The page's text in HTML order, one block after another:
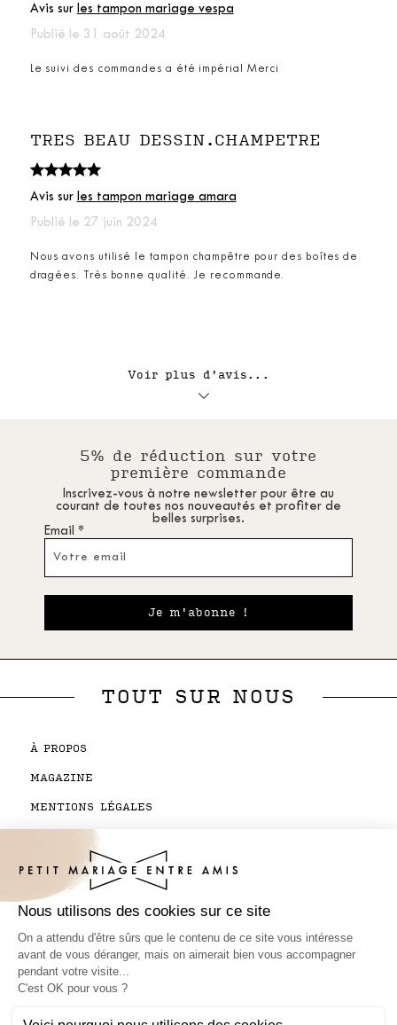
Avis sur les tampon mariage vespa
Publié le 31 août 2024
Le suivi des commandes a été impérial Merci
TRES BEAU DESSIN.CHAMPETRE
Avis sur les tampon mariage amara
Publié le 27 juin 2024
Nous avons utilisé le tampon champêtre pour des boîtes de
dragées. Très bonne qualité. Je recommande.
Voir plus d'avis...
5% de réduction sur votre
première commande
Inscrivez-vous à notre newsletter pour être au
courant de toutes nos nouveautés et profiter de
belles surprises.
Email *
Je m'abonne !
TOUT SUR NOUS
À PROPOS
MAGAZINE
MENTIONS LÉGALES
CONTACTEZ-NOUS
SUIVI DE COMMANDE